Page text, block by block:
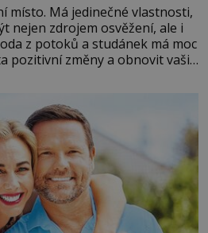
místo. Má jedinečné vlastnosti,
nejen zdrojem osvěžení, ale i
z potoků a studánek má moc
pozitivní změny a obnovit vaši
a přinést do svého života